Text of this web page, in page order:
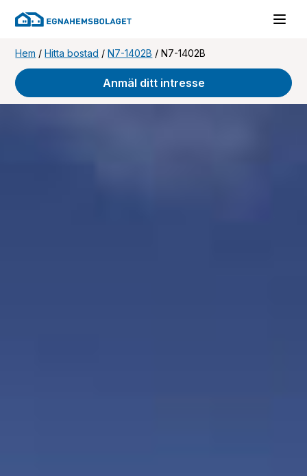
Hem /Hitta bostad /N7-1402B /N7-1402B
Anmäl ditt intresse